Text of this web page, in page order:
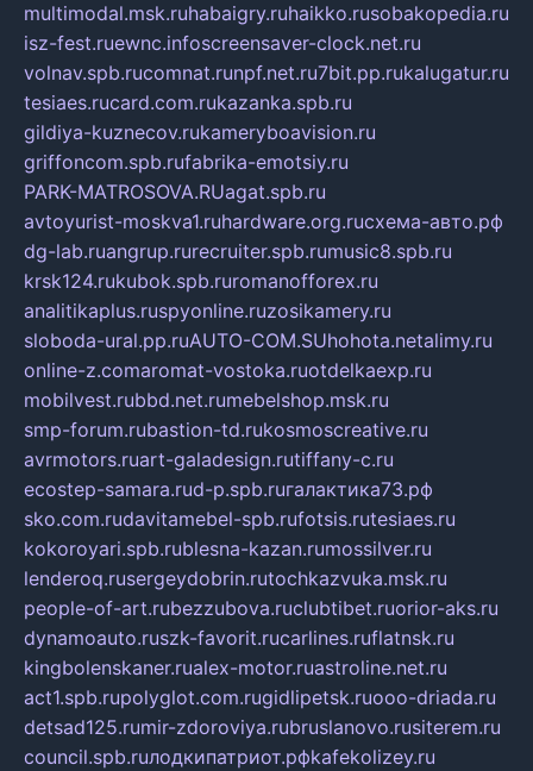
multimodal.msk.ruhabaigry.ruhaikko.rusobakopedia.ru
isz-fest.ruewnc.infoscreensaver-clock.net.ru
volnav.spb.rucomnat.runpf.net.ru7bit.pp.rukalugatur.ru
tesiaes.rucard.com.rukazanka.spb.ru
gildiya-kuznecov.rukameryboavision.ru
griffoncom.spb.rufabrika-emotsiy.ru
PARK-MATROSOVA.RUagat.spb.ru
avtoyurist-moskva1.ruhardware.org.ruсхема-авто.рф
dg-lab.ruangrup.rurecruiter.spb.rumusic8.spb.ru
krsk124.rukubok.spb.ruromanofforex.ru
analitikaplus.ruspyonline.ruzosikamery.ru
sloboda-ural.pp.ruAUTO-COM.SUhohota.netalimy.ru
online-z.comaromat-vostoka.ruotdelkaexp.ru
mobilvest.rubbd.net.rumebelshop.msk.ru
smp-forum.rubastion-td.rukosmoscreative.ru
avrmotors.ruart-galadesign.rutiffany-c.ru
ecostep-samara.rud-p.spb.ruгалактика73.рф
sko.com.rudavitamebel-spb.rufotsis.rutesiaes.ru
kokoroyari.spb.rublesna-kazan.rumossilver.ru
lenderoq.rusergeydobrin.rutochkazvuka.msk.ru
people-of-art.rubezzubova.ruclubtibet.ruorior-aks.ru
dynamoauto.ruszk-favorit.rucarlines.ruflatnsk.ru
kingbolenskaner.rualex-motor.ruastroline.net.ru
act1.spb.rupolyglot.com.rugidlipetsk.ruooo-driada.ru
detsad125.rumir-zdoroviya.rubruslanovo.rusiterem.ru
council.spb.ruлодкипатриот.рфkafekolizey.ru